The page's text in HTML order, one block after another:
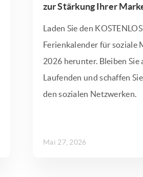
zur Stärkung Ihrer
Laden Sie den
Ferienkalender für soziale
2026 herunter. Bleiben Sie
Laufenden und schaffen
den sozialen Netzwerken.
Mai 27, 2026